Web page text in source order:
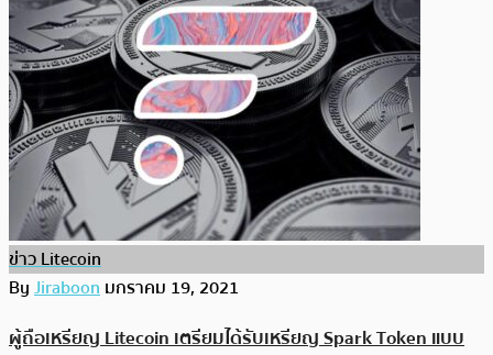
ข่าว Litecoin
ByJiraboonมกราคม 19, 2021
ผู้ถือเหรียญ Litecoin เตรียมได้รับเหรียญ Spark Token แบบ